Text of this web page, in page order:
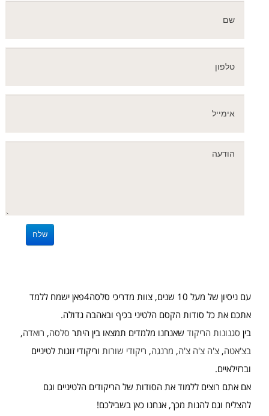
עם ניסיון של מעל 10 שנים, צוות מדריכי סלסה4פאן ישמח ללמד
אתכם את כל סודות הקסם הלטיני בכיף ובאהבה גדולה.
בין סגנונות הריקודשאנחנו מלמדים תמצאו בין היתר סלסה, רואדה,
בצ'אטה, צ'ה צ'ה צ'ה, מרנגה, ריקודי שורותוריקודי זוגות לטיניים
וברזילאיים.
אם אתם רוצים ללמוד את הסודות של הריקודים הלטיניים וגם
להצליח וגם להנות מכך, אנחנו כאן בשבילכם!